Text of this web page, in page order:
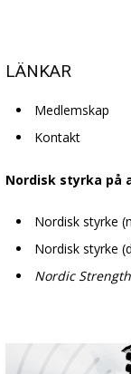
LÄNKAR
Medlemskap
Kontakt
Nordisk styrka på
Nordisk styrke
Nordisk styrke
Nordic